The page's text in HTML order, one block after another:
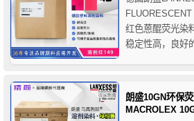
红色蒽醌荧光染
稳定性高，良好
品着色，推荐用
PC、PET、PA
朗盛10GN环保
MACROLEX